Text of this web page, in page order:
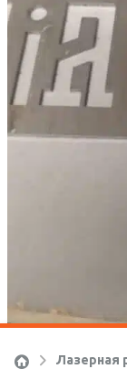
Лазерная